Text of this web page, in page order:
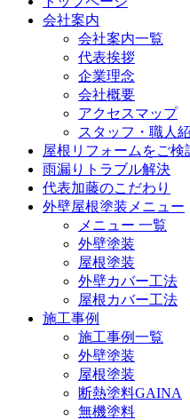
会社案内
会社案内一覧
代表挨拶
企業理念
会社概要
アクセスマップ
スタッフ・職人
屋根リフォームをご検
雨漏りトラブル解決
代表加藤のこだわり
外壁屋根塗装メニュー
メニュー 一覧
外壁塗装
屋根塗装
外壁カバー工法
屋根カバー工法
施工事例
施工事例一覧
外壁塗装
屋根塗装
断熱塗料GAINA
無機塗料